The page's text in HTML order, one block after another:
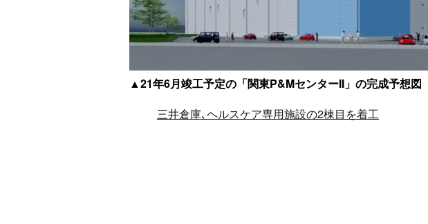
▲21年6月竣工予定の「関東P&MセンターII」の完成予想図
三井倉庫､ヘルスケア専用施設の2棟目を着工